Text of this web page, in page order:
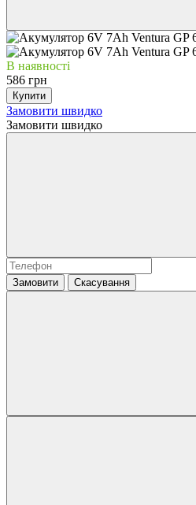
В наявності
586 грн
Купити
Замовити швидко
Замовити швидко
Замовити Скасування